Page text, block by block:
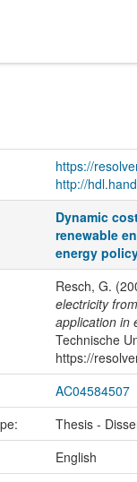
https://
http://
Dynamic
renewable
energy
Resch, G.
electricity
application in
Technische
https://
AC04584507
Thesis -
English